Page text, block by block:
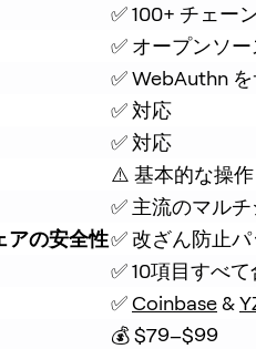
✅ 100+ チェー
✅ オープンソ
✅ WebAuthn
✅ 対応
✅ 対応
⚠️ 基本的な操作
✅ 主流のマル
アの安全性✅ 改ざん防止
✅ 10項目すべ
✅ Coinbase &
💰 $79–$99